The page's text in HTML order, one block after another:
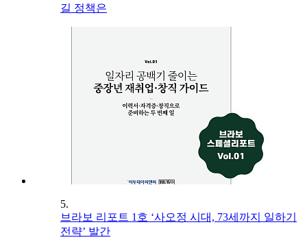
길 정책은
5.
브라보 리포트 1호 ‘사오정 시대, 73세까지 일하기
전략’ 발간